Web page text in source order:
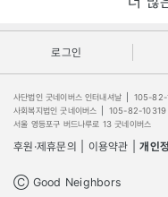
로그인
사단법인 굿네이버스 인터내셔날 105-82-
사회복지법인 굿네이버스
105-82-10319
서울 영등포구 버드나루로 13 굿네이버스
후원·제휴문의 이용약관 개인
Ⓒ Good Neighbors